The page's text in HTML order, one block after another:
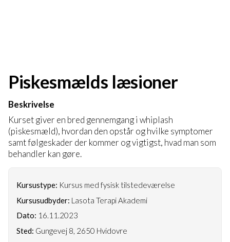
Piskesmælds læsioner
Beskrivelse
Kurset giver en bred gennemgang i whiplash
(piskesmæld), hvordan den opstår og hvilke symptomer
samt følgeskader der kommer og vigtigst, hvad man som
behandler kan gøre.
Kursustype: Kursus med fysisk tilstedeværelse
Kursusudbyder: Lasota Terapi Akademi
Dato: 16.11.2023
Sted: Gungevej 8, 2650 Hvidovre